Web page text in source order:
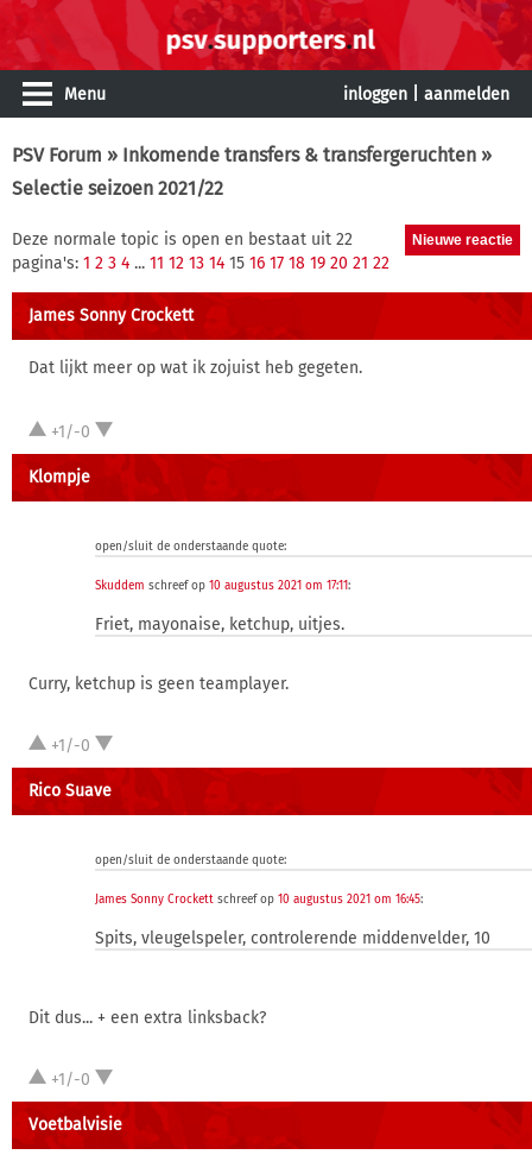
Menu inloggen aanmelden
PSV Forum » Inkomende transfers & transfergeruchten »
Selectie seizoen 2021/22
Deze normale topic is open en bestaat uit 22
pagina's: 1 2 3 4 ... 11 12 13 14 15 16 17 18 19 20 21 22
James Sonny Crockett
Dat lijkt meer op wat ik zojuist heb gegeten.
+1/-0
Klompje
open/sluit de onderstaande quote:
Skuddem schreef op 10 augustus 2021 om 17:11:
Friet, mayonaise, ketchup, uitjes.
Curry, ketchup is geen teamplayer.
+1/-0
Rico Suave
open/sluit de onderstaande quote:
James Sonny Crockett schreef op 10 augustus 2021 om 16:45:
Spits, vleugelspeler, controlerende middenvelder, 10
Dit dus... + een extra linksback?
+1/-0
Voetbalvisie